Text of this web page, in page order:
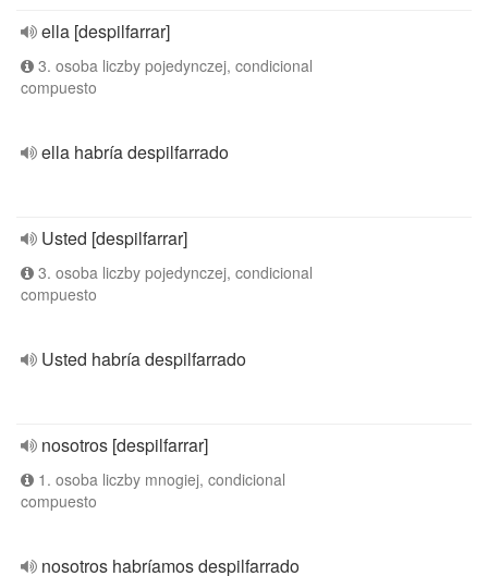
ella [despilfarrar]
3. osoba liczby pojedynczej, condicional
compuesto
ella habría despilfarrado
Usted [despilfarrar]
3. osoba liczby pojedynczej, condicional
compuesto
Usted habría despilfarrado
nosotros [despilfarrar]
1. osoba liczby mnogiej, condicional
compuesto
nosotros habríamos despilfarrado